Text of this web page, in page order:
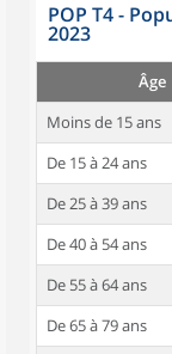
POP T4 -
2023
Âge
Moins de 15 ans
De 15 à 24 ans
De 25 à 39 ans
De 40 à 54 ans
De 55 à 64 ans
De 65 à 79 ans